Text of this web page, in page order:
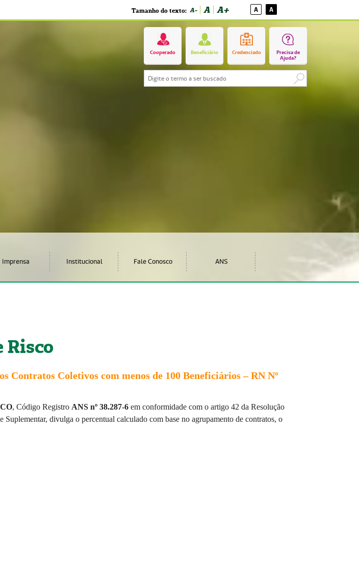
Tamanho do texto: A- A A+ A A
Cooperado Beneficiário Credenciado
Precisa de
Ajuda?
Imprensa Institucional Fale Conosco ANS
Risco
Contratos Coletivos com menos de 100 Beneficiários–RN Nº
, Código Registro ANS nº 38.287-6 em conformidade com o artigo 42 da Resolução
Suplementar, divulga o percentual calculado com base no agrupamento de contratos, o